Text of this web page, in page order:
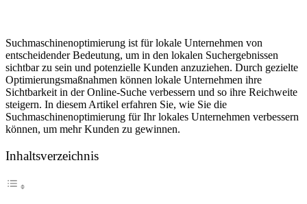
Suchmaschinenoptimierung ist für lokale Unternehmen von
entscheidender Bedeutung, um in den lokalen Suchergebnissen
sichtbar zu sein und potenzielle Kunden anzuziehen. Durch gezielte
Optimierungsmaßnahmen können lokale Unternehmen ihre
Sichtbarkeit in der Online-Suche verbessern und so ihre Reichweite
steigern. In diesem Artikel erfahren Sie, wie Sie die
Suchmaschinenoptimierung für Ihr lokales Unternehmen verbessern
können, um mehr Kunden zu gewinnen.
Inhaltsverzeichnis